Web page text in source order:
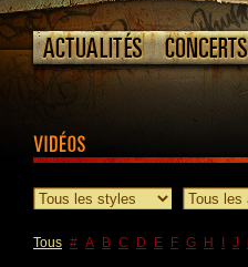
Tous # A B C D E F G H J